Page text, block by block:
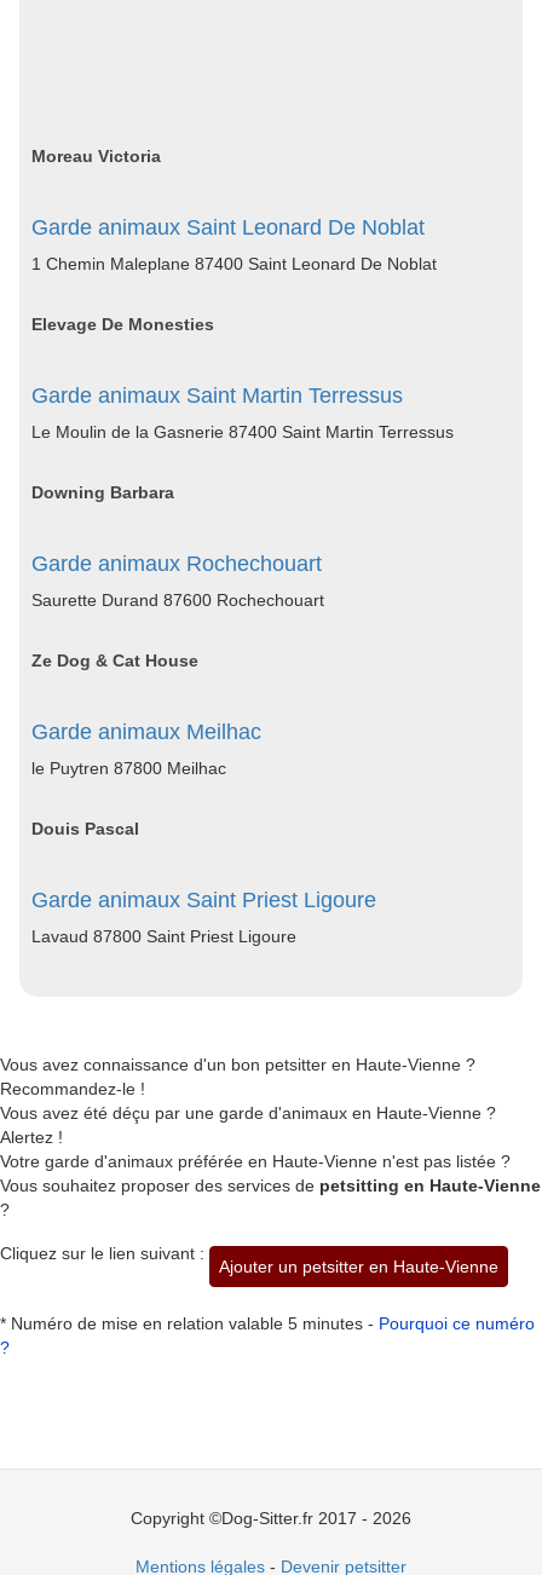
Moreau Victoria
Garde animaux Saint Leonard De Noblat
1 Chemin Maleplane 87400 Saint Leonard De Noblat
Elevage De Monesties
Garde animaux Saint Martin Terressus
Le Moulin de la Gasnerie 87400 Saint Martin Terressus
Downing Barbara
Garde animaux Rochechouart
Saurette Durand 87600 Rochechouart
Ze Dog & Cat House
Garde animaux Meilhac
le Puytren 87800 Meilhac
Douis Pascal
Garde animaux Saint Priest Ligoure
Lavaud 87800 Saint Priest Ligoure
Vous avez connaissance d'un bon petsitter en Haute-Vienne ?
Recommandez-le !
Vous avez été déçu par une garde d'animaux en Haute-Vienne ?
Alertez !
Votre garde d'animaux préférée en Haute-Vienne n'est pas listée ?
Vous souhaitez proposer des services de petsitting en Haute-Vienne
?
Cliquez sur le lien suivant :
Ajouter un petsitter en Haute-Vienne
* Numéro de mise en relation valable 5 minutes - Pourquoi ce numéro
?
Copyright ©Dog-Sitter.fr 2017 - 2026
Mentions légales - Devenir petsitter